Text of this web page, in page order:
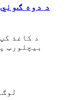
د دوه